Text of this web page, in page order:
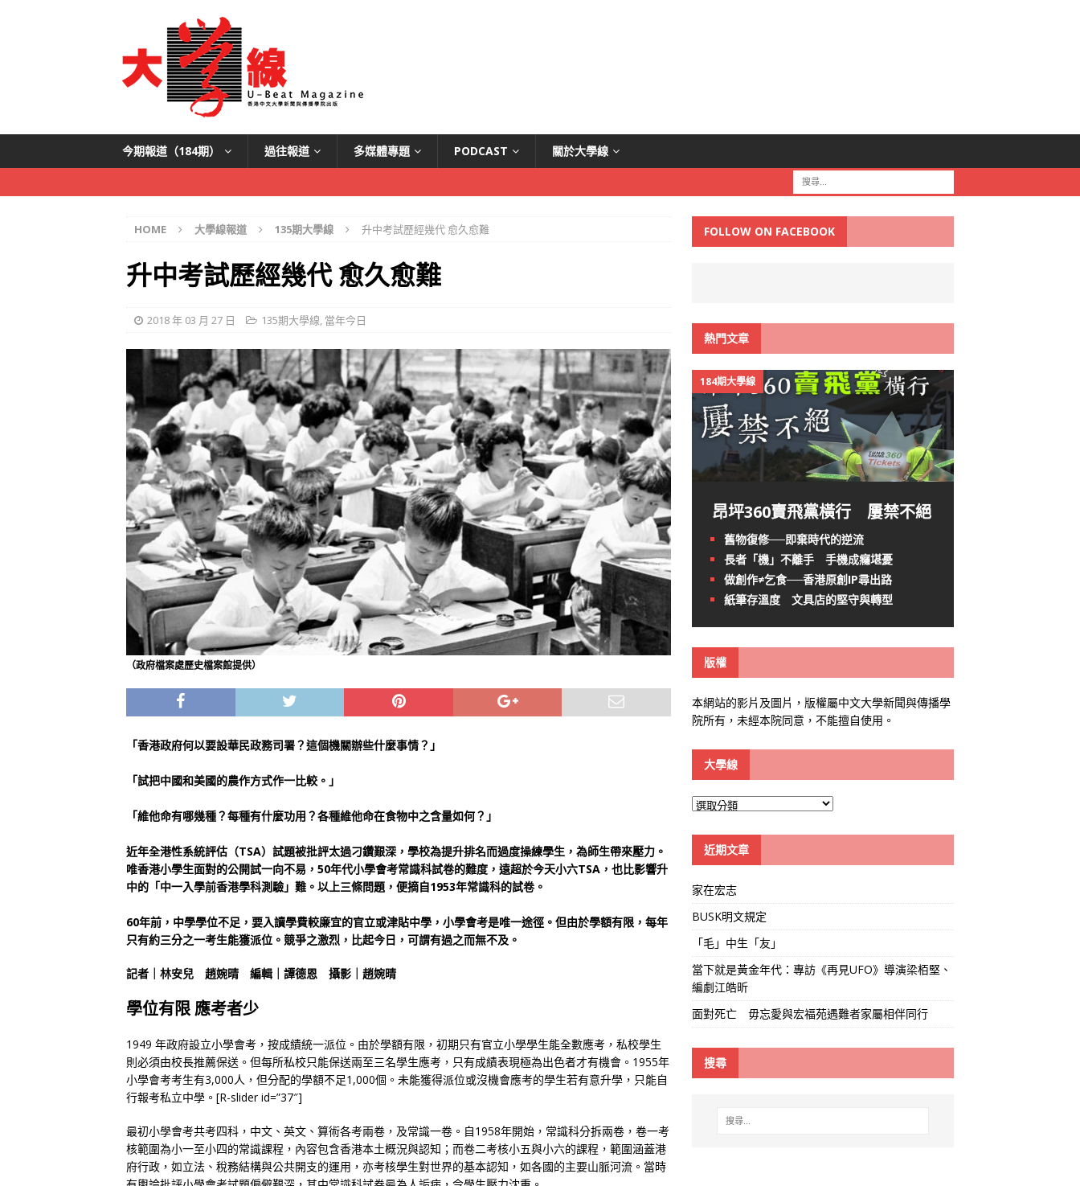
今期報道（184期） 過往報道 多媒體專題 PODCAST 關於大學線
HOME 大學線報道 135期大學線 升中考試歷經幾代 愈久愈難
升中考試歷經幾代 愈久愈難
2018 年 03 月 27 日 135期大學線, 當年今日
（政府檔案處歷史檔案館提供）
「香港政府何以要設華民政務司署？這個機關辦些什麼事情？」
「試把中國和美國的農作方式作一比較。」
「維他命有哪幾種？每種有什麼功用？各種維他命在食物中之含量如何？」
近年全港性系統評估（TSA）試題被批評太過刁鑽艱深，學校為提升排名而過度操練學生，為師生帶來壓力。
唯香港小學生面對的公開試一向不易，50年代小學會考常識科試卷的難度，遠超於今天小六TSA，也比影響升
中的「中一入學前香港學科測驗」難。以上三條問題，便摘自1953年常識科的試卷。
60年前，中學學位不足，要入讀學費較廉宜的官立或津貼中學，小學會考是唯一途徑。但由於學額有限，每年
只有約三分之一考生能獲派位。競爭之激烈，比起今日，可謂有過之而無不及。
記者｜林安兒 趙婉晴 編輯｜譚德恩 攝影｜趙婉晴
學位有限 應考者少
1949 年政府設立小學會考，按成績統一派位。由於學額有限，初期只有官立小學學生能全數應考，私校學生
則必須由校長推薦保送。但每所私校只能保送兩至三名學生應考，只有成績表現極為出色者才有機會。1955年
小學會考考生有3,000人，但分配的學額不足1,000個。未能獲得派位或沒機會應考的學生若有意升學，只能自
行報考私立中學。[R-slider id=”37″]
最初小學會考共考四科，中文、英文、算術各考兩卷，及常識一卷。自1958年開始，常識科分拆兩卷，卷一考
核範圍為小一至小四的常識課程，內容包含香港本土概況與認知；而卷二考核小五與小六的課程，範圍涵蓋港
府行政，如立法、稅務結構與公共開支的運用，亦考核學生對世界的基本認知，如各國的主要山脈河流。當時
FOLLOW ON FACEBOOK
熱門文章
184期大學線
昂坪360賣飛黨橫行 屢禁不絕
舊物復修──即棄時代的逆流
長者「機」不離手 手機成癮堪憂
做創作≠乞食──香港原創IP尋出路
紙筆存溫度 文具店的堅守與轉型
版權
本網站的影片及圖片，版權屬中文大學新聞與傳播學
院所有，未經本院同意，不能擅自使用。
大學線
大
線
近期文章
家在宏志
BUSK明文規定
「毛」中生「友」
當下就是黃金年代：專訪《再見UFO》導演梁栢堅、
編劇江皓昕
面對死亡 毋忘愛與宏福苑遇難者家屬相伴同行
搜尋